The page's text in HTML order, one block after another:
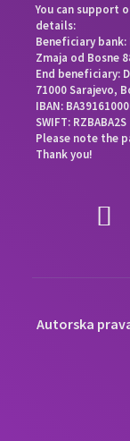
You can support
details:
Beneficiary bank:
Zmaja od Bosne
End beneficiary:
71000 Sarajevo,
IBAN:
SWIFT: RZBABA2S
Please note the
Thank you!
Autorska